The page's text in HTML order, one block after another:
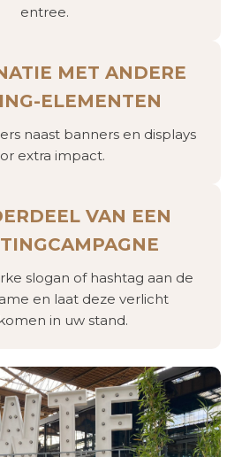
entree.
MET ANDERE
ELEMENTEN
naast banners en displays
extra impact.
VAN EEN
slogan of hashtag aan de
en laat deze verlicht
in uw stand.